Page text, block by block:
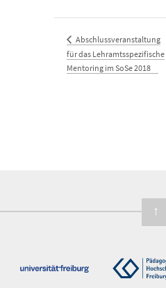
Abschlussveranstaltung
für das Lehramtsspezifische
Mentoring im SoSe 2018
↑